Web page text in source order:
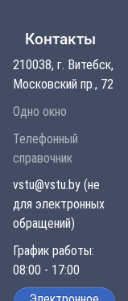
Контакты
210038, г. Витебск,
Московский пр., 72
Одно окно
Телефонный
справочник
vstu@vstu.by (не
для электронных
обращений)
График работы:
08:00 - 17:00